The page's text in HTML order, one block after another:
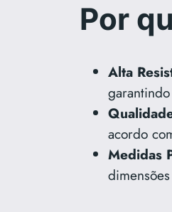
Por
Alta
acordo
Medidas